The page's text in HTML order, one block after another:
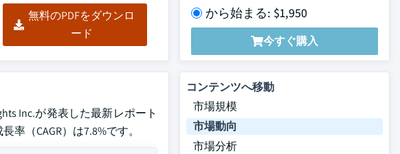
無料のPDFをダウンロ
ード
から始まる: $1,950
今すぐ購入
Inc.が発表した最新レポート
（CAGR）は7.8%です。
コンテンツへ移動
市場規模
市場動向
市場分析